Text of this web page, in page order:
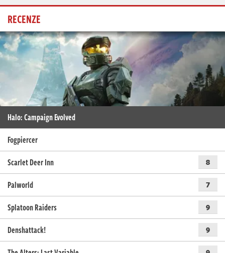
RECENZE
Halo: Campaign Evolved
Fogpiercer
Scarlet Deer Inn
8
Palworld 7
Splatoon Raiders 9
Denshattack! 9